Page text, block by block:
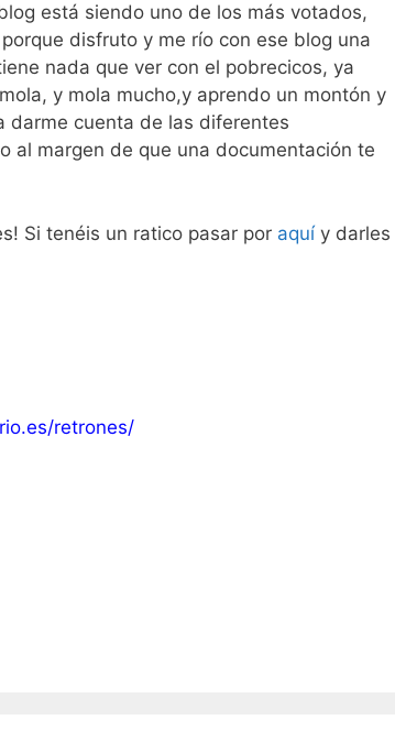
está siendo uno de los más votados,
disfruto y me río con ese blog una
nada que ver con el pobrecicos, ya
y mola mucho,y aprendo un montón y
darme cuenta de las diferentes
al margen de que una documentación te
Si tenéis un ratico pasar por aquí y darles
retrones/